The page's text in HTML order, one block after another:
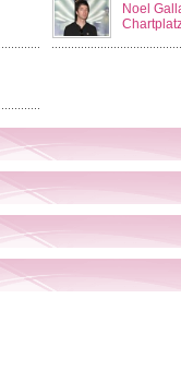
Noel